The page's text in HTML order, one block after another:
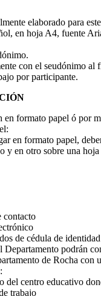
elaborado para
en hoja A4, fuente
con el seudónimo al
por participante.
en formato papel ó por
en formato papel,
y en otro sobre una
contacto
de cédula de
Departamento podrán
de Rocha con
del centro educativo
trabajo